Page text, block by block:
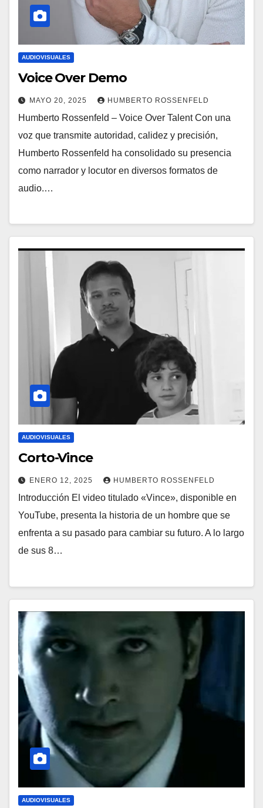
AUDIOVISUALES
Voice Over Demo
MAYO 20, 2025 HUMBERTO ROSSENFELD
Humberto Rossenfeld – Voice Over Talent Con una
voz que transmite autoridad, calidez y precisión,
Humberto Rossenfeld ha consolidado su presencia
como narrador y locutor en diversos formatos de
audio.…
AUDIOVISUALES
Corto-Vince
ENERO 12, 2025 HUMBERTO ROSSENFELD
Introducción El video titulado «Vince», disponible en
YouTube, presenta la historia de un hombre que se
enfrenta a su pasado para cambiar su futuro. A lo largo
de sus 8…
AUDIOVISUALES